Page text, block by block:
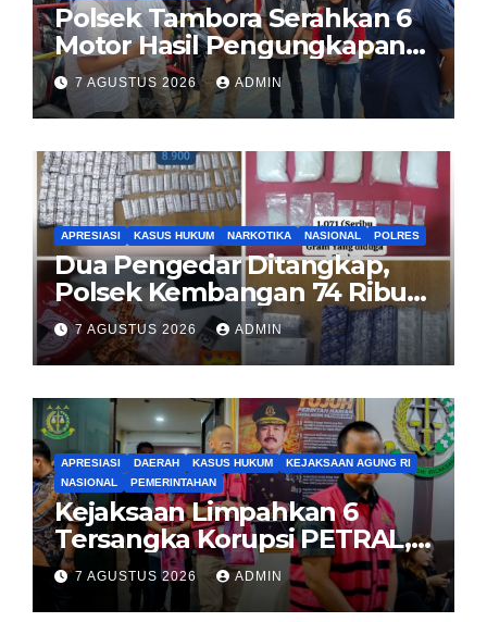
Polsek Tambora Serahkan 6
Motor Hasil Pengungkapan
Kasus Curanmor Kepada
Pemilik Yang sah
7 AGUSTUS 2026 ADMIN
APRESIASI KASUS HUKUM NARKOTIKA NASIONAL POLRES
Dua Pengedar Ditangkap,
Polsek Kembangan 74 Ribu
Obat Keras, Sabu Hingga
Puluhan Vape Etomidate
Diamankan
7 AGUSTUS 2026 ADMIN
APRESIASI DAERAH KASUS HUKUM
KEJAKSAAN AGUNG RI
NASIONAL
PEMERINTAHAN
Kejaksaan Limpahkan 6
Tersangka Korupsi PETRAL,
PES dan ISC ke PN Tipikor
Jakarta Pusat
7 AGUSTUS 2026 ADMIN